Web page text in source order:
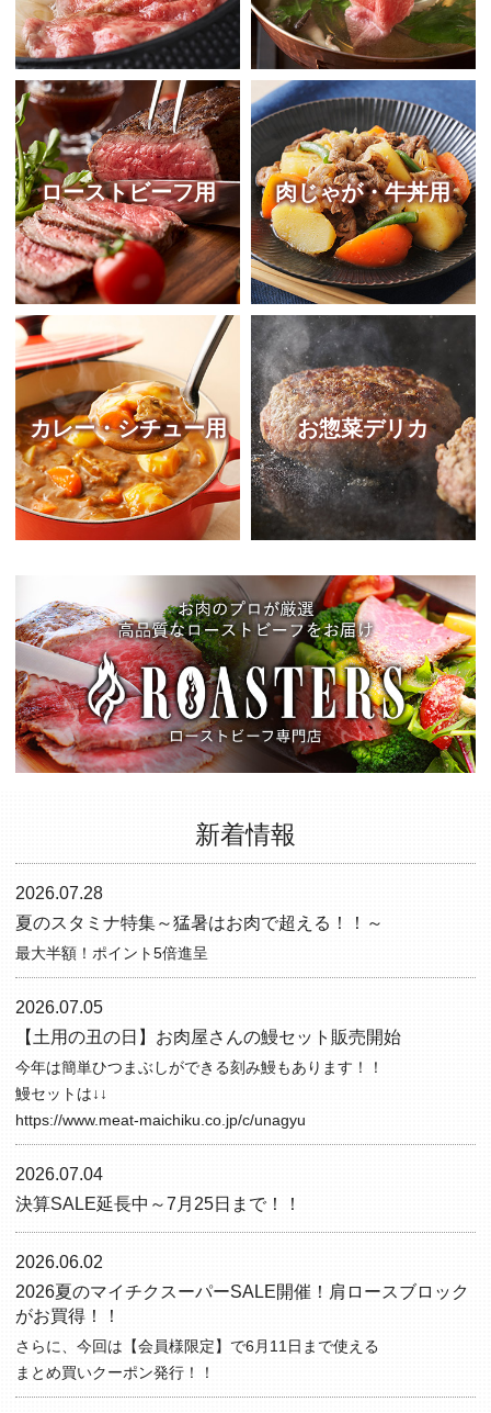
ローストビーフ用 肉じゃが・牛丼用
カレー・シチュー用 お惣菜デリカ
新着情報
2026.07.28
夏のスタミナ特集～猛暑はお肉で超える！！～
最大半額！ポイント5倍進呈
2026.07.05
【土用の丑の日】お肉屋さんの鰻セット販売開始
今年は簡単ひつまぶしができる刻み鰻もあります！！
鰻セットは↓↓
https://www.meat-maichiku.co.jp/c/unagyu
2026.07.04
決算SALE延長中～7月25日まで！！
2026.06.02
2026夏のマイチクスーパーSALE開催！肩ロースブロック
がお買得！！
さらに、今回は【会員様限定】で6月11日まで使える
まとめ買いクーポン発行！！